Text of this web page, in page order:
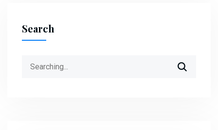
Search
Search